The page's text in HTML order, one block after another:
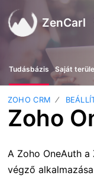
ZenCarl
Tudásbázis Saját
ZOHO CRM
Zoho
A Zoho OneAuth
végző